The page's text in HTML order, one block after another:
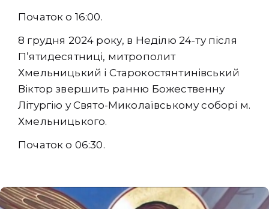
Початок о 16:00.
8 грудня 2024 року, в Неділю 24-ту після
Пʼятидесятниці, митрополит
Хмельницький і Старокостянтинівський
Віктор звершить ранню Божественну
Літургію у Свято-Миколаївському соборі м.
Хмельницького.
Початок о 06:30.